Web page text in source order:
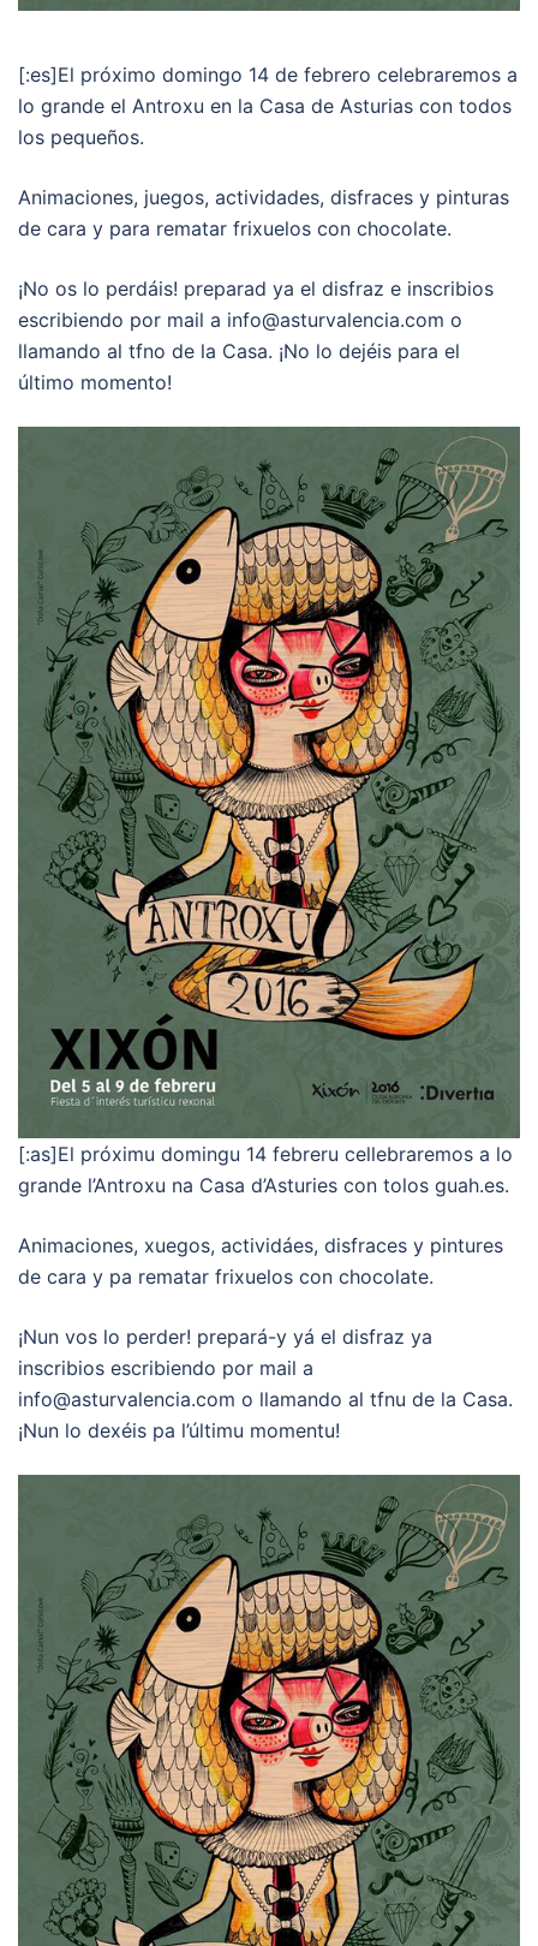
[:es]El próximo domingo 14 de febrero celebraremos a
lo grande el Antroxu en la Casa de Asturias con todos
los pequeños.
Animaciones, juegos, actividades, disfraces y pinturas
de cara y para rematar frixuelos con chocolate.
¡No os lo perdáis! preparad ya el disfraz e inscribios
escribiendo por mail a info@asturvalencia.com o
llamando al tfno de la Casa. ¡No lo dejéis para el
último momento!
[:as]El próximu domingu 14 febreru cellebraremos a lo
grande l’Antroxu na Casa d’Asturies con tolos guah.es.
Animaciones, xuegos, actividáes, disfraces y pintures
de cara y pa rematar frixuelos con chocolate.
¡Nun vos lo perder! prepará-y yá el disfraz ya
inscribios escribiendo por mail a
info@asturvalencia.com o llamando al tfnu de la Casa.
¡Nun lo dexéis pa l’últimu momentu!